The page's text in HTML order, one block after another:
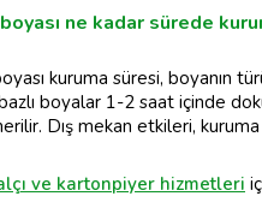
ne kadar sürede
kuruma süresi, boyanın
boyalar 1-2 saat içinde
Dış mekan etkileri,
ve kartonpiyer hizmetleri